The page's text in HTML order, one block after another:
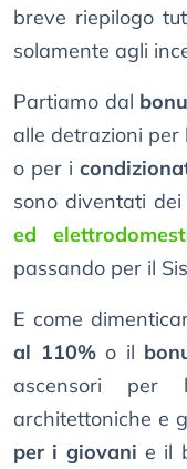
breve riepilogo
solamente agli
Partiamo dal
alle detrazioni per
o per i
sono diventati
ed
passando per il
E come
al 110%o il
ascensori per
architettoniche e
per i giovani e il